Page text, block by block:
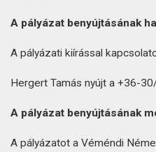
A pályázat benyújtásának
A pályázati kiírással
Hergert Tamás nyújt a +36-
A pályázat benyújtásának
A pályázatot a Véméndi